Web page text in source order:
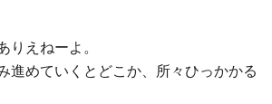
りえねーよ。
進めていくとどこか、所々ひっかかる